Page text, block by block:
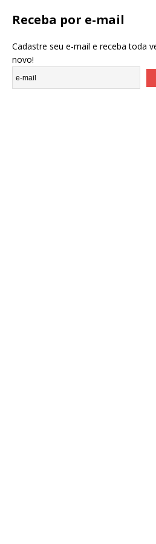
Receba por e-mail
Cadastre seu e-mail e receba toda
novo!